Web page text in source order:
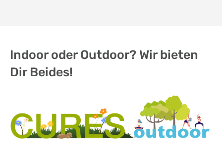
Indoor oder Outdoor? Wir bieten
Dir Beides!